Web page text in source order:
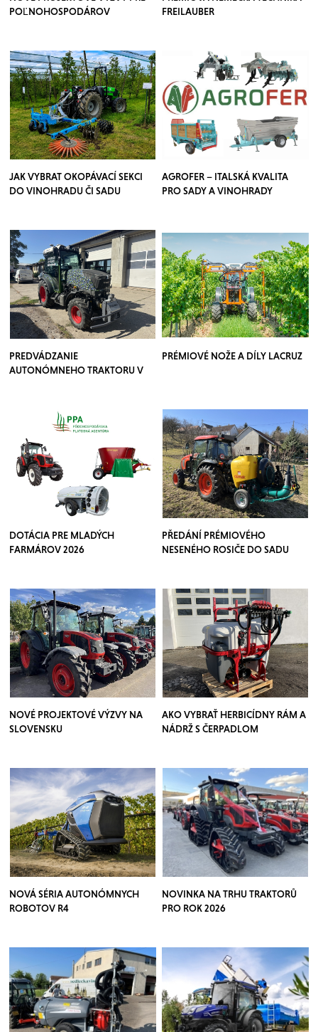
POĽNOHOSPODÁROV
FREILAUBER
JAK VYBRAT OKOPÁVACÍ SEKCI
DO VINOHRADU ČI SADU
AGROFER – ITALSKÁ KVALITA
PRO SADY A VINOHRADY
PREDVÁDZANIE
AUTONÓMNEHO TRAKTORU V
PRÉMIOVÉ NOŽE A DÍLY LACRUZ
DOTÁCIA PRE MLADÝCH
FARMÁROV 2026
PŘEDÁNÍ PRÉMIOVÉHO
NESENÉHO ROSIČE DO SADU
NOVÉ PROJEKTOVÉ VÝZVY NA
SLOVENSKU
AKO VYBRAŤ HERBICÍDNY RÁM A
NÁDRŽ S ČERPADLOM
NOVÁ SÉRIA AUTONÓMNYCH
ROBOTOV R4
NOVINKA NA TRHU TRAKTORŮ
PRO ROK 2026